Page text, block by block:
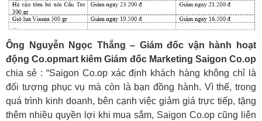
Ông Nguyễn Ngọc Thắng – Giám đốc vận hành hoạt
động Co.opmart kiêm Giám đốc Marketing Saigon Co.op
chia sẻ : “Saigon Co.op xác định khách hàng không chỉ là
đối tượng phục vụ mà còn là bạn đồng hành. Vì thế, trong
quá trình kinh doanh, bên cạnh việc giảm giá trực tiếp, tặng
thêm nhiều quyền lợi khi mua sắm, Saigon Co.op cũng liên